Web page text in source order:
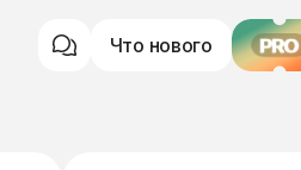
Что нового PRO